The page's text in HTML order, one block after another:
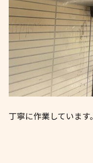
丁寧に作業しています。